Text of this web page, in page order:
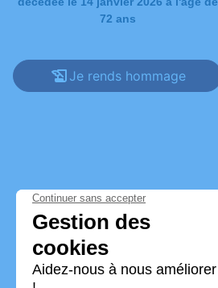
72 ans
Je rends hommage